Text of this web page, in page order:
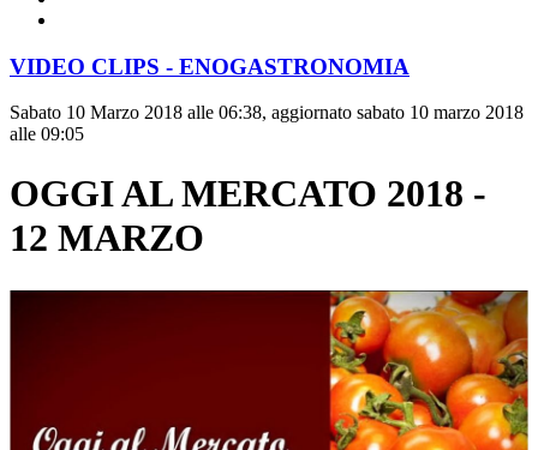
VIDEO CLIPS - ENOGASTRONOMIA
Sabato 10 Marzo 2018 alle 06:38, aggiornato sabato 10 marzo 2018
alle 09:05
OGGI AL MERCATO 2018 -
12 MARZO